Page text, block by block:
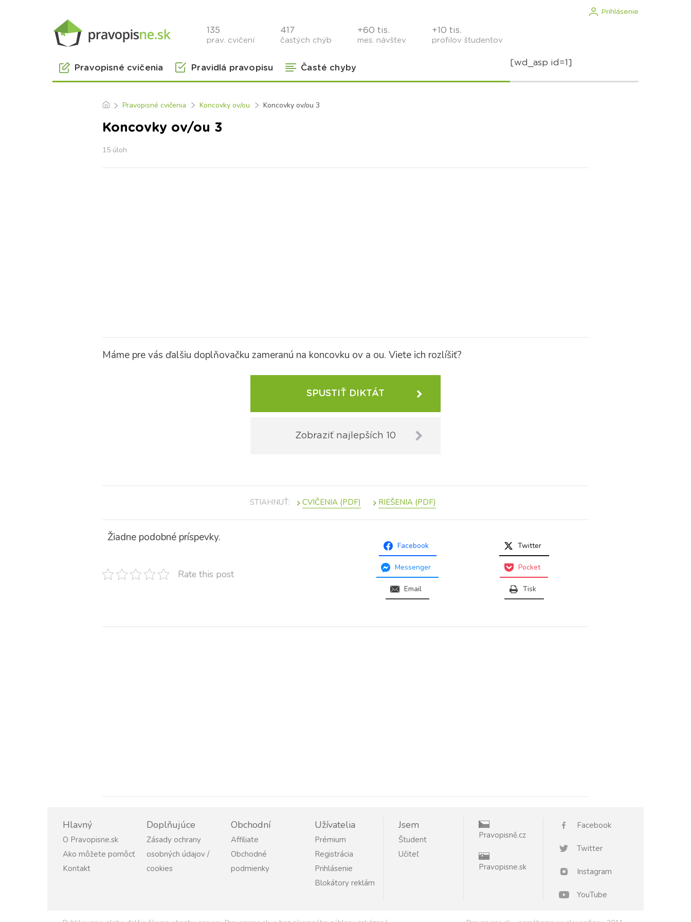
Prihlásenie
135
prav. cvičení
417
častých chýb
+60 tis.
mes. návštev
+10 tis.
profilov študentov
Pravopisné cvičenia Pravidlá pravopisu Časté chyby
[wd_asp id=1]
Pravopisné cvičenia Koncovky ov/ou Koncovky ov/ou 3
Koncovky ov/ou 3
15 úloh
Máme pre vás ďalšiu doplňovačku zameranú na koncovku ov a ou. Viete ich rozlíšiť?
SPUSTIŤ DIKTÁT
Zobraziť najlepších 10
STIAHNUŤ:
Žiadne podobné príspevky.
Facebook Twitter
Messenger Pocket
Email Tisk
Rate this post
Hlavný
O Pravopisne.sk
Ako môžete pomôcť
Kontakt
Doplňujúce
Zásady ochrany
osobných údajov /
cookies
Obchodní
Affiliate
Obchodné
podmienky
Užívatelia
Prémium
Registrácia
Prihlásenie
Blokátory reklám
Jsem
Študent
Učiteľ
Pravopisně.cz
Pravopisne.sk
Facebook
Twitter
Instagram
YouTube